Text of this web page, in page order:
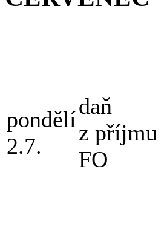
pondělí
2.7.
daň
z příjmu
FO